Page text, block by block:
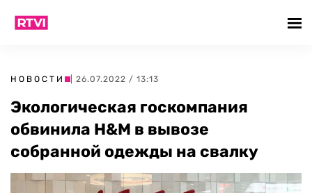
НОВОСТИ | 26.07.2022 / 13:13
Экологическая госкомпания
обвинила H&M в вывозе
собранной одежды на свалку